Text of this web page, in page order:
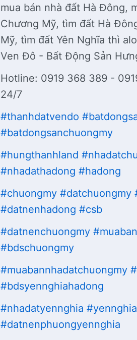
mua bán nhà đất Hà Đông,
Chương Mỹ, tìm đất Hà
Mỹ, tìm đất Yên Nghĩa thì
Ven Đô - Bất Động Sản
Hotline: 0919 368 389 -
24/7
#thanhdatvendo
#batdongsanchuongmy
#hungthanhland
#nhadathadong #hadong
#chuongmy #datchuongmy
#datnenhadong #csb
#datnenchuongmy
#bdschuongmy
#muabannhadatchuongmy
#bdsyennghiahadong
#nhadatyennghia
#datnenphuongyennghia